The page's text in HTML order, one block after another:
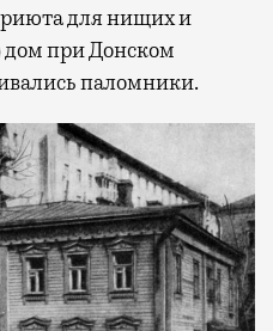
для нищих и
дом при Донском
паломники.